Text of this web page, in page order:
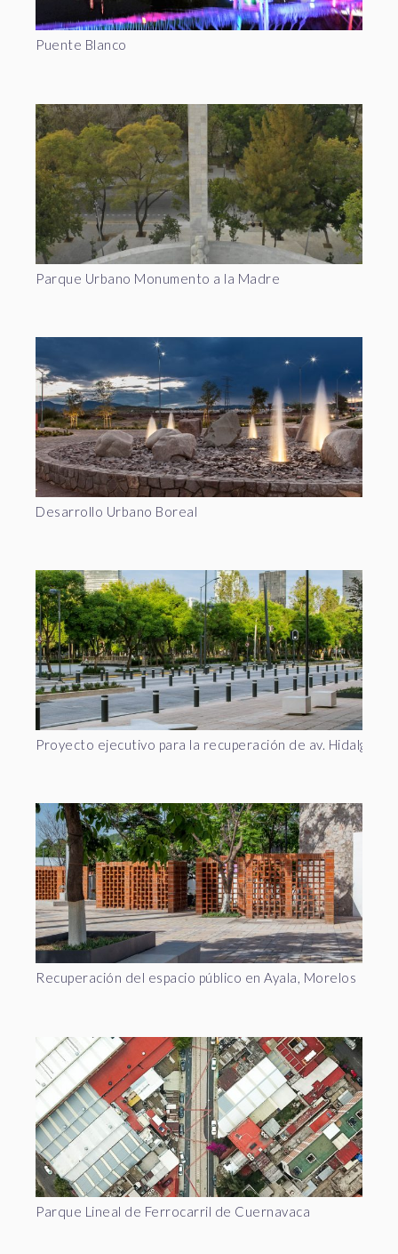
Puente Blanco
Parque Urbano Monumento a la Madre
Desarrollo Urbano Boreal
Proyecto ejecutivo para la recuperación de av. Hidalgo
Recuperación del espacio público en Ayala, Morelos
Parque Lineal de Ferrocarril de Cuernavaca